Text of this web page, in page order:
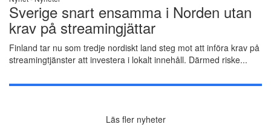
Sverige snart ensamma i Norden utan
krav på streamingjättar
Finland tar nu som tredje nordiskt land steg mot att införa krav på
streamingtjänster att investera i lokalt innehåll. Därmed riske...
Läs fler nyheter